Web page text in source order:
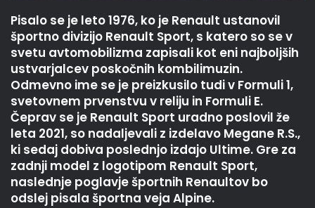
Pisalo se je leto 1976, ko je Renault ustanovil
športno divizijo Renault Sport, s katero so se v
svetu avtomobilizma zapisali kot eni najboljših
ustvarjalcev poskočnih kombilimuzin.
Odmevno ime se je preizkusilo tudi v Formuli 1,
svetovnem prvenstvu v reliju in Formuli E.
Čeprav se je Renault Sport uradno poslovil že
leta 2021, so nadaljevali z izdelavo Megane R.S.,
ki sedaj dobiva poslednjo izdajo Ultime. Gre za
zadnji model z logotipom Renault Sport,
naslednje poglavje športnih Renaultov bo
odslej pisala športna veja Alpine.